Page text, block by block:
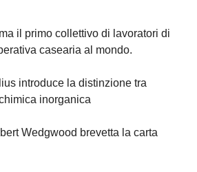
il primo collettivo di lavoratori di
casearia al mondo.
introduce la distinzione tra
inorganica
Wedgwood brevetta la carta